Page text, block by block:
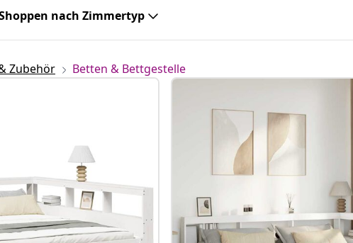
nach Zimmertyp
Zubehör Betten & Bettgestelle